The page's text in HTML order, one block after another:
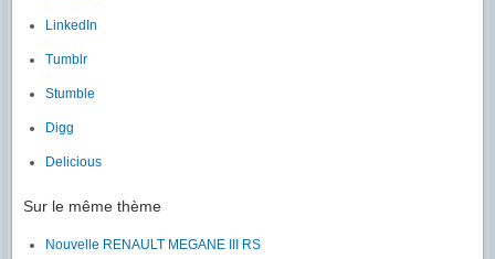
LinkedIn
Tumblr
Stumble
Digg
Delicious
Sur le même thème
Nouvelle RENAULT MEGANE III RS